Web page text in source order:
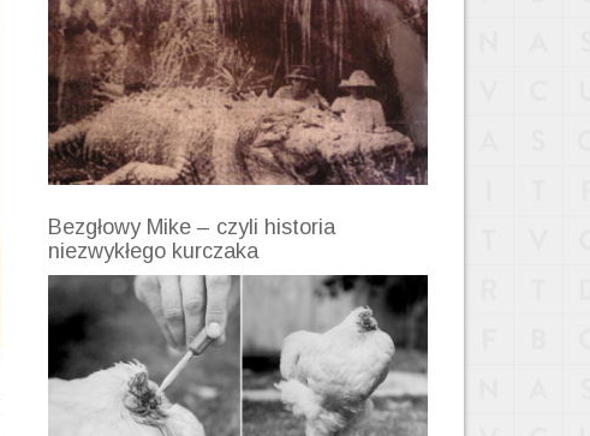
Bezgłowy Mike – czyli historia
niezwykłego kurczaka